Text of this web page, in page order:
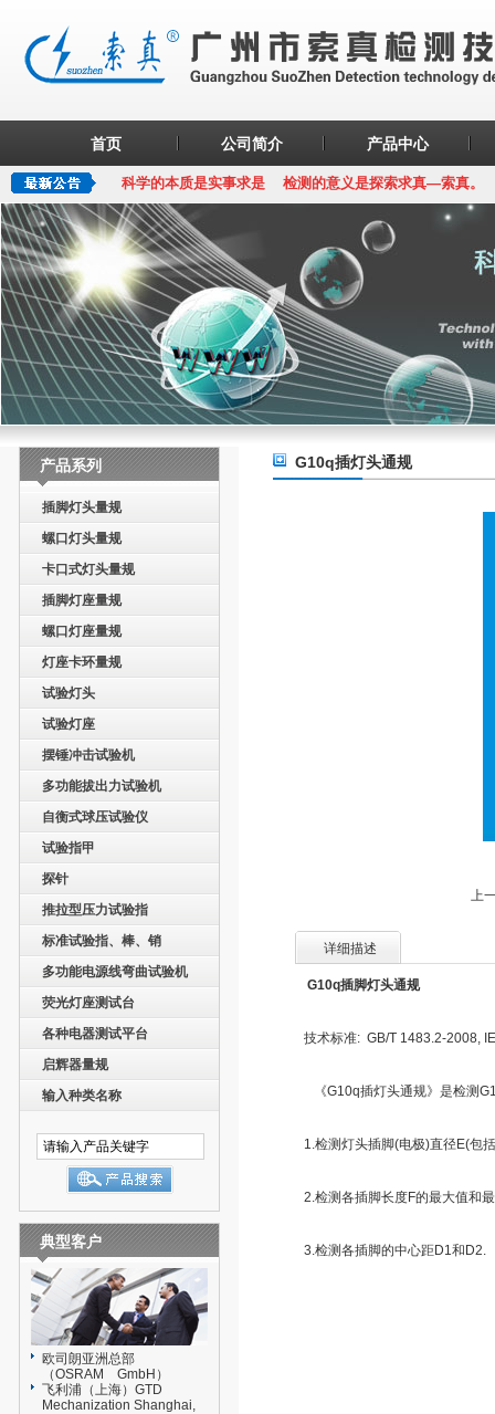
首页 公司简介 产品中心
科学的本质是实事求是 检测的意义是探索求真—索真。
产品系列
插脚灯头量规
螺口灯头量规
卡口式灯头量规
插脚灯座量规
螺口灯座量规
灯座卡环量规
试验灯头
试验灯座
摆锤冲击试验机
多功能拔出力试验机
自衡式球压试验仪
试验指甲
探针
推拉型压力试验指
标准试验指、棒、销
多功能电源线弯曲试验机
荧光灯座测试台
各种电器测试平台
启辉器量规
输入种类名称
典型客户
欧司朗亚洲总部
（OSRAM GmbH）
飞利浦（上海）GTD
Mechanization Shanghai,
G10q插灯头通规
上
详细描述
G10q插脚灯头通规
技术标准: GB/T 1483.2-2008,
《G10q插灯头通规》是检测
1.检测灯头插脚(电极)直径E(包
2.检测各插脚长度F的最大值和
3.检测各插脚的中心距D1和D2.